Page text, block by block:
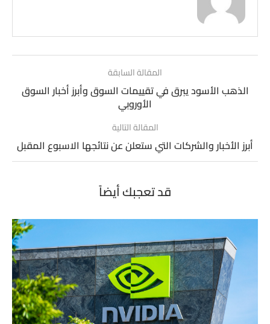
المقالة السابقة
الذهب الأسود يبرق في تقييمات السوق وأبرز أخبار السوق
الأوروبي
المقالة التالية
أبرز الأخبار والشركات التي ستعلن عن نتائجها الاسبوع المقبل
قد تعجبك أيضاً